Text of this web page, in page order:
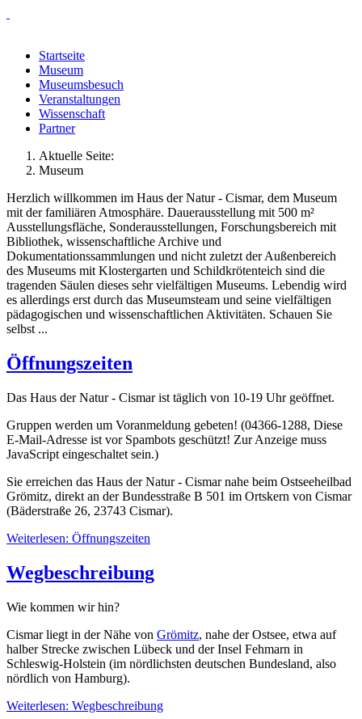
Startseite
Museum
Museumsbesuch
Veranstaltungen
Wissenschaft
Partner
Aktuelle Seite:
Museum
Herzlich willkommen im Haus der Natur - Cismar, dem Museum
mit der familiären Atmosphäre. Dauerausstellung mit 500 m²
Ausstellungsfläche, Sonderausstellungen, Forschungsbereich mit
Bibliothek, wissenschaftliche Archive und
Dokumentationssammlungen und nicht zuletzt der Außenbereich
des Museums mit Klostergarten und Schildkrötenteich sind die
tragenden Säulen dieses sehr vielfältigen Museums. Lebendig wird
es allerdings erst durch das Museumsteam und seine vielfältigen
pädagogischen und wissenschaftlichen Aktivitäten. Schauen Sie
selbst ...
Öffnungszeiten
Das Haus der Natur - Cismar ist täglich von 10-19 Uhr geöffnet.
Gruppen werden um Voranmeldung gebeten! (04366-1288, Diese
E-Mail-Adresse ist vor Spambots geschützt! Zur Anzeige muss
JavaScript eingeschaltet sein.)
Sie erreichen das Haus der Natur - Cismar nahe beim Ostseeheilbad
Grömitz, direkt an der Bundesstraße B 501 im Ortskern von Cismar
(Bäderstraße 26, 23743 Cismar).
Weiterlesen: Öffnungszeiten
Wegbeschreibung
Wie kommen wir hin?
Cismar liegt in der Nähe von Grömitz, nahe der Ostsee, etwa auf
halber Strecke zwischen Lübeck und der Insel Fehmarn in
Schleswig-Holstein (im nördlichsten deutschen Bundesland, also
nördlich von Hamburg).
Weiterlesen: Wegbeschreibung